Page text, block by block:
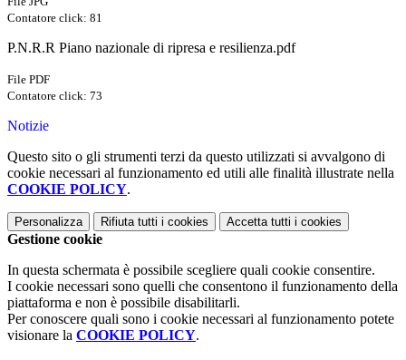
Contatore click: 81
P.N.R.R Piano nazionale di ripresa e resilienza.pdf
File PDF
Contatore click: 73
Notizie
Questo sito o gli strumenti terzi da questo utilizzati si avvalgono di
cookie necessari al funzionamento ed utili alle finalità illustrate nella
COOKIE POLICY.
Personalizza Rifiuta tutti i cookies Accetta tutti i cookies
Gestione cookie
In questa schermata è possibile scegliere quali cookie consentire.
I cookie necessari sono quelli che consentono il funzionamento della
piattaforma e non è possibile disabilitarli.
Per conoscere quali sono i cookie necessari al funzionamento potete
visionare la COOKIE POLICY.